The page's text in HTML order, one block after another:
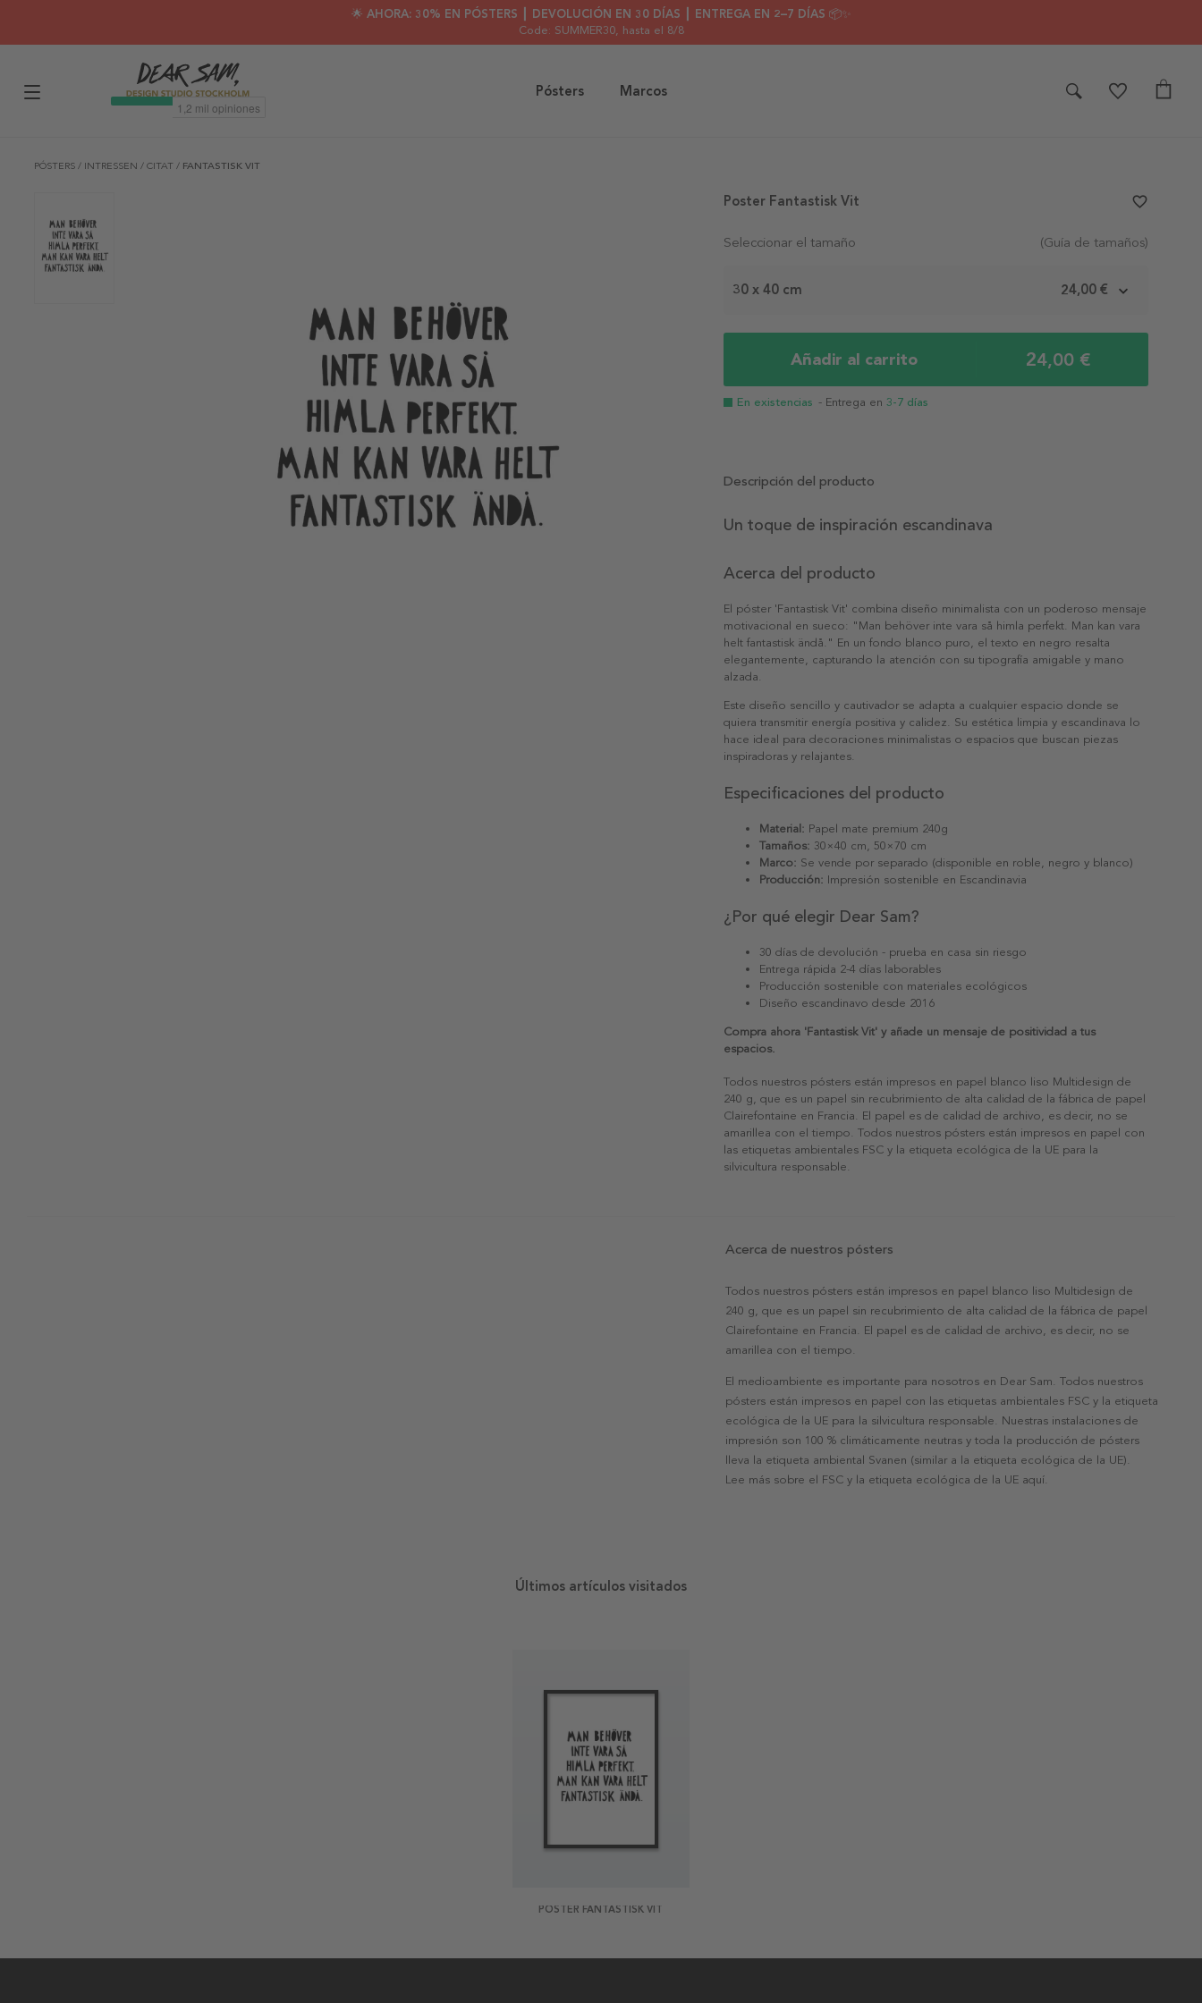
🌟 AHORA: 30% EN PÓSTERS ┃ DEVOLUCIÓN EN 30 DÍAS ┃ ENTREGA EN 2–7 DÍAS 📦✨
Code: SUMMER30, hasta el 8/8
Pósters Marcos
PÓSTERS / INTRESSEN / CITAT / FANTASTISK VIT
Seleccionar el tamaño (Guía de tamaños)
30 x 40 cm 24,00 €
Añadir al carrito 24,00 €
En existencias - Entrega en 3-7 días
Poster Fantastisk Vit favorite_border
Descripción del producto
Un toque de inspiración escandinava
Acerca del producto
El póster 'Fantastisk Vit' combina diseño minimalista con un poderoso mensaje
motivacional en sueco: "Man behöver inte vara så himla perfekt. Man kan vara
helt fantastisk ändå." En un fondo blanco puro, el texto en negro resalta
elegantemente, capturando la atención con su tipografía amigable y mano
alzada.
Este diseño sencillo y cautivador se adapta a cualquier espacio donde se
quiera transmitir energía positiva y calidez. Su estética limpia y escandinava lo
hace ideal para decoraciones minimalistas o espacios que buscan piezas
inspiradoras y relajantes.
Especificaciones del producto
Material: Papel mate premium 240g
Tamaños: 30×40 cm, 50×70 cm
Marco: Se vende por separado (disponible en roble, negro y blanco)
Producción: Impresión sostenible en Escandinavia
¿Por qué elegir Dear Sam?
30 días de devolución - prueba en casa sin riesgo
Entrega rápida 2-4 días laborables
Producción sostenible con materiales ecológicos
Diseño escandinavo desde 2016
Compra ahora 'Fantastisk Vit' y añade un mensaje de positividad a tus
espacios.
Todos nuestros pósters están impresos en papel blanco liso Multidesign de
240 g, que es un papel sin recubrimiento de alta calidad de la fábrica de papel
Clairefontaine en Francia. El papel es de calidad de archivo, es decir, no se
amarillea con el tiempo. Todos nuestros pósters están impresos en papel con
las etiquetas ambientales FSC y la etiqueta ecológica de la UE para la
silvicultura responsable.
Acerca de nuestros pósters
Todos nuestros pósters están impresos en papel blanco liso Multidesign de
240 g, que es un papel sin recubrimiento de alta calidad de la fábrica de papel
Clairefontaine en Francia. El papel es de calidad de archivo, es decir, no se
amarillea con el tiempo.
El medioambiente es importante para nosotros en Dear Sam. Todos nuestros
pósters están impresos en papel con las etiquetas ambientales FSC y la etiqueta
ecológica de la UE para la silvicultura responsable. Nuestras instalaciones de
impresión son 100 % climáticamente neutras y toda la producción de pósters
lleva la etiqueta ambiental Svanen (similar a la etiqueta ecológica de la UE).
Lee más sobre el FSC y la etiqueta ecológica de la UE aquí.
Últimos artículos visitados
POSTER FANTASTISK VIT